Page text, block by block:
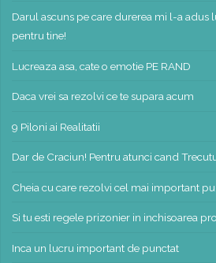
Darul ascuns pe care durerea mi l-a adus
pentru tine!
Lucreaza asa, cate o emotie PE RAND
Daca vrei sa rezolvi ce te supara acum
9 Piloni ai Realitatii
Dar de Craciun! Pentru atunci cand
Cheia cu care rezolvi cel mai important
Si tu esti regele prizonier in inchisoarea
Inca un lucru important de punctat